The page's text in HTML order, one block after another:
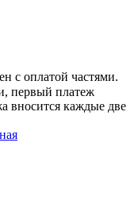
с оплатой частями.
первый платеж
вносится каждые две